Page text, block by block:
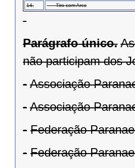
14.
Tiro com Arco
Parágrafo único.
não participam dos
- Associação
- Associação
- Federação
- Federação